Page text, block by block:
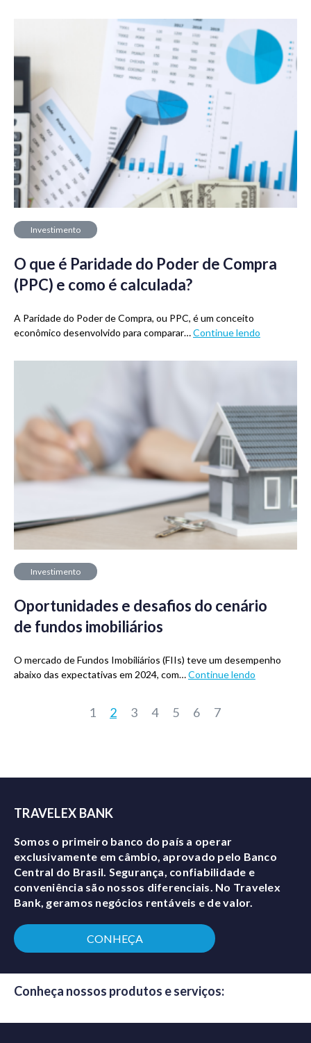
Investimento
O que é Paridade do Poder de Compra
(PPC) e como é calculada?
A Paridade do Poder de Compra, ou PPC, é um conceito
econômico desenvolvido para comparar…Continue lendo
Investimento
Oportunidades e desafios do cenário
de fundos imobiliários
O mercado de Fundos Imobiliários (FIIs) teve um desempenho
abaixo das expectativas em 2024, com…Continue lendo
1 2 3 4 5 6 7
TRAVELEX BANK
Somos o primeiro banco do país a operar
exclusivamente em câmbio, aprovado pelo Banco
Central do Brasil. Segurança, confiabilidade e
conveniência são nossos diferenciais. No Travelex
Bank, geramos negócios rentáveis e de valor.
CONHEÇA
Conheça nossos produtos e serviços: